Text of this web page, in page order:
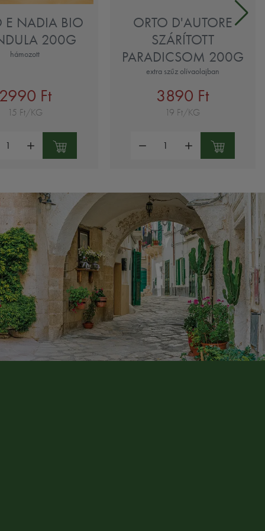
E NADIA BIO
200G
hámozott
Ft
15 Ft/KG
ORTO D'AUTORE
SZÁRÍTOTT
PARADICSOM 200G
extra szűz olívaolajban
3890 Ft
19 Ft/KG